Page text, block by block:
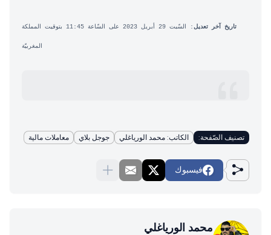
تاريخ آخر تعديل : السّبت 29 أبريل 2023 على السّاعة 11:45 بتوقيت المملكة
المغربيّة
تصنيف الصّفحة: الكاتب: محمد الورياغلي جوجل بلاي معاملات مالية
فيسبوك
محمد الورياغلي